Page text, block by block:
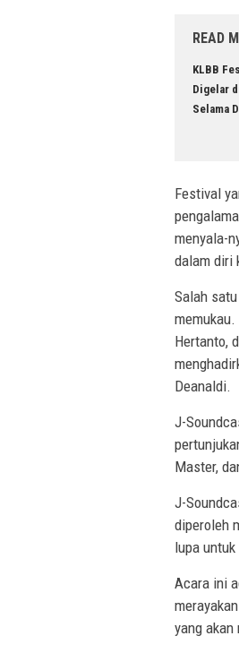
READ
KLBB
Digelar
Selama
Festival
menyala-
dalam diri
Salah
Hertanto,
Deanaldi.
J-
Master,
J-
diperoleh
lupa
Acara ini
yang